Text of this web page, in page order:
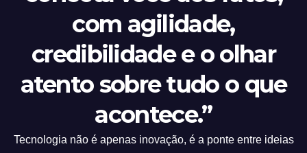
com agilidade,
credibilidade e o olhar
atento sobre tudo o que
acontece.”
Tecnologia não é apenas inovação, é a ponte entre ideias